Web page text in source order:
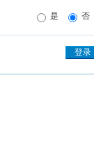
是 否